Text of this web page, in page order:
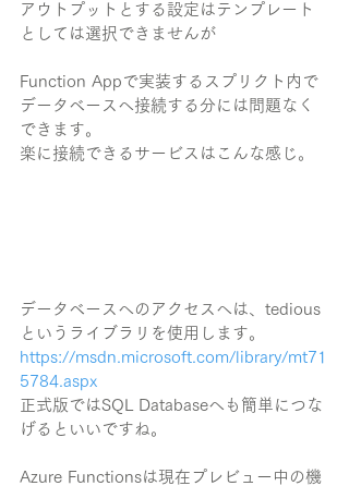
アウトプットとする設定はテンプレート
としては選択できませんが
Function Appで実装するスプリクト内で
データベースへ接続する分には問題なく
できます。
楽に接続できるサービスはこんな感じ。
データベースへのアクセスへは、tedious
というライブラリを使用します。
https://msdn.microsoft.com/library/mt71
5784.aspx
正式版ではSQL Databaseへも簡単につな
げるといいですね。
Azure Functionsは現在プレビュー中の機